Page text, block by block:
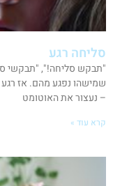
סליחה רגע
"תבקש סליחה!", "תבקשי
שמישהו נפגע מהם. אז
– נעצור את האוטומט
קרא עוד »